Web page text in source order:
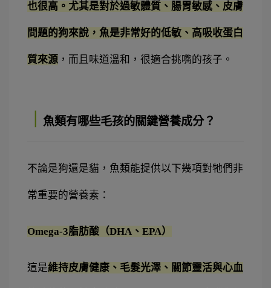
也很高。尤其是對於過敏體質、腸胃敏感、皮膚
問題的狗來說，魚是非常好的低敏、高吸收蛋白
質來源 ，而且味道溫和，很適合挑嘴的孩子。
魚類有哪些毛孩的關鍵營養成分？
不論是狗還是貓，魚類能提供以下幾項對牠們非
常重要的營養素：
Omega-3脂肪酸（DHA、EPA）
這是維持皮膚健康、毛髮光澤、關節靈活與心血